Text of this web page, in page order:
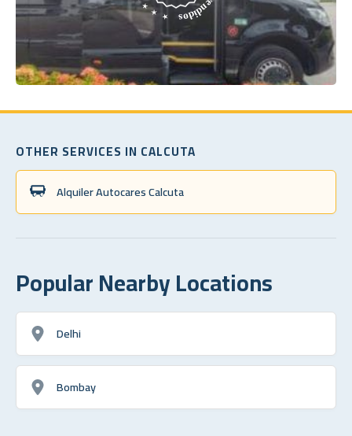
OTHER SERVICES IN CALCUTA
Alquiler Autocares Calcuta
Popular Nearby Locations
Delhi
Bombay